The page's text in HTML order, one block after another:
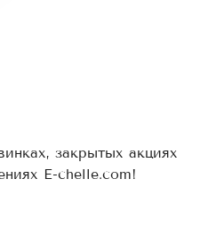
закрытых акциях
E-chelle.com!